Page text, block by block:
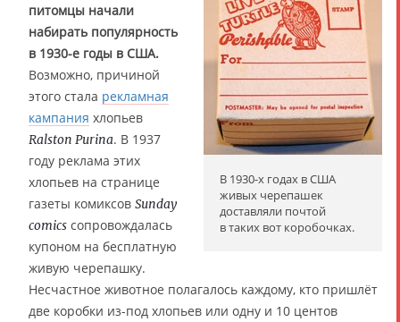
В 1930-х годах в США
живых черепашек
доставляли почтой
в таких вот коробочках.
питомцы начали
набирать популярность
в 1930-е годы в США.
Возможно, причиной
этого стала рекламная
кампания хлопьев
Ralston Purina. В 1937
году реклама этих
хлопьев на странице
газеты комиксов Sunday
comics сопровождалась
купоном на бесплатную
живую черепашку.
Несчастное животное полагалось каждому, кто пришлёт
две коробки из-под хлопьев или одну и 10 центов